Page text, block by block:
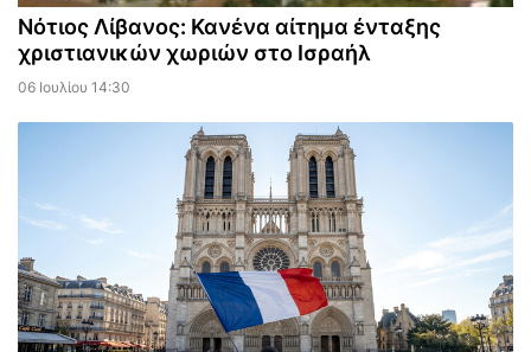
Νότιος Λίβανος: Κανένα αίτημα ένταξης
χριστιανικών χωριών στο Ισραήλ
06 Ιουλίου 14:30